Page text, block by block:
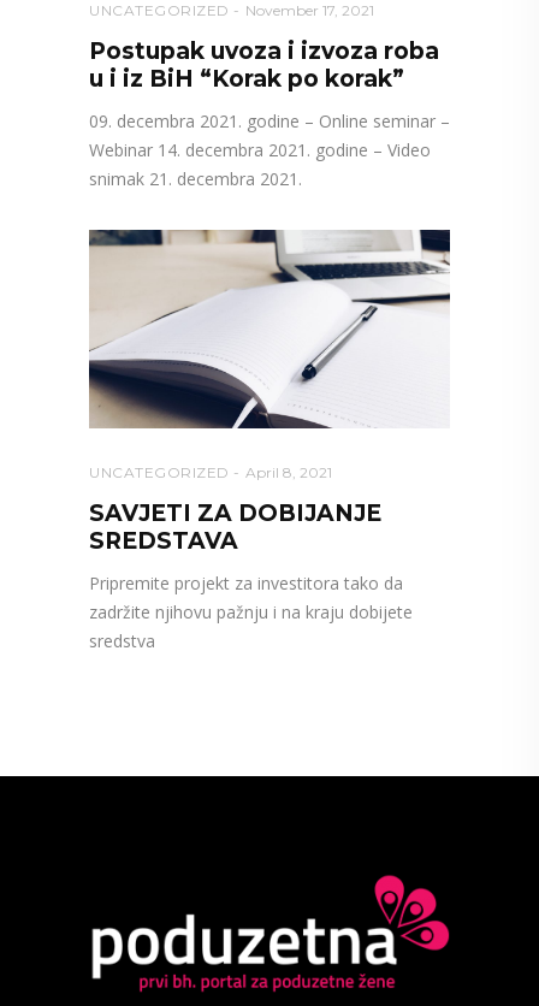
UNCATEGORIZED November 17, 2021
Postupak uvoza i izvoza roba
u i iz BiH “Korak po korak”
09. decembra 2021. godine – Online seminar –
Webinar 14. decembra 2021. godine – Video
snimak 21. decembra 2021.
UNCATEGORIZED April 8, 2021
SAVJETI ZA DOBIJANJE
SREDSTAVA
Pripremite projekt za investitora tako da
zadržite njihovu pažnju i na kraju dobijete
sredstva